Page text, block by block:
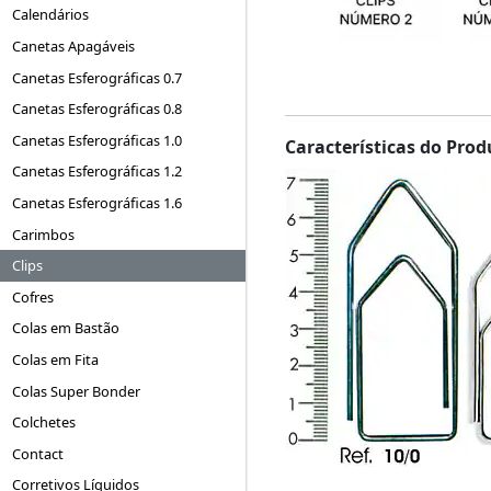
Calendários
Canetas Apagáveis
Canetas Esferográficas 0.7
Canetas Esferográficas 0.8
Canetas Esferográficas 1.0
Canetas Esferográficas 1.2
Canetas Esferográficas 1.6
Carimbos
Clips
Cofres
Colas em Bastão
Colas em Fita
Colas Super Bonder
Colchetes
Contact
Corretivos Líquidos
Características do